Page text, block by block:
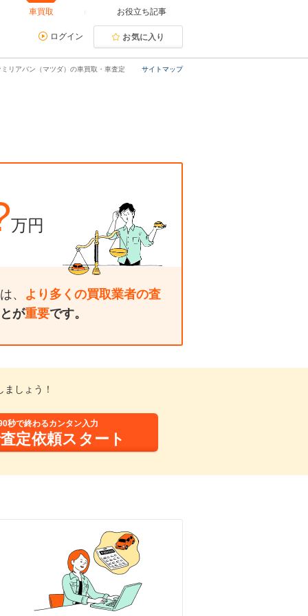
車買取 お役立ち記事
ログイン お気に入り
サイトマップ
ミリアバン（マツダ）の車買取・車査定
万円
、 より多くの買取業者の査
が重要です。
しょう！
秒で終わるカンタン入力
定依頼スタート